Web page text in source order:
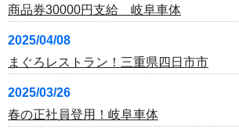
商品券30000円支給 岐阜車体
2025/04/08
まぐろレストラン！三重県四日市市
2025/03/26
春の正社員登用！岐阜車体